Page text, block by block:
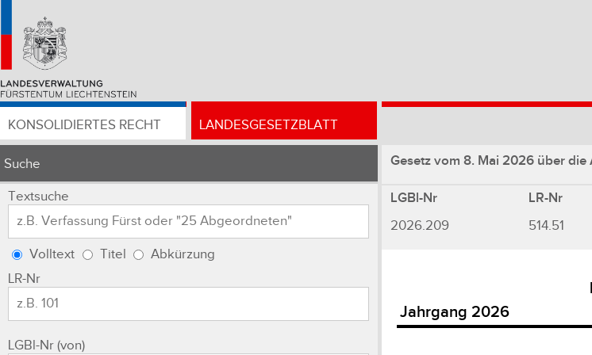
KONSOLIDIERTES RECHT LANDESGESETZBLATT
Suche
Textsuche
Volltext Titel
Abkürzung
LR-Nr
LGBl-Nr (von)
Gesetz vom 8. Mai 2026 über
LGBl-Nr LR-Nr
2026.209 514.51